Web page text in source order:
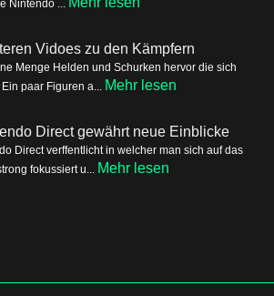
Nintendo ...
Vidoes zu den Kämpfern
Menge Helden und Schurken hervor die sich
paar Figuren a... Mehr lesen
Direct gewährt neue Einblicke
Direct verffentlicht in welcher man sich auf das
fokussiert u... Mehr lesen